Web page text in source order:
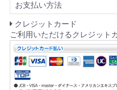
お支払い方法
クレジットカード
ご利用いただけるクレジット